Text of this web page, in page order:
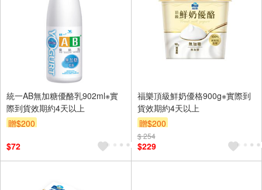
統一AB無加糖優酪乳902ml※實
際到貨效期約4天以上
贈$200
$72
福樂頂級鮮奶優格900g※實際到
貨效期約4天以上
贈$200
$ 254
$229